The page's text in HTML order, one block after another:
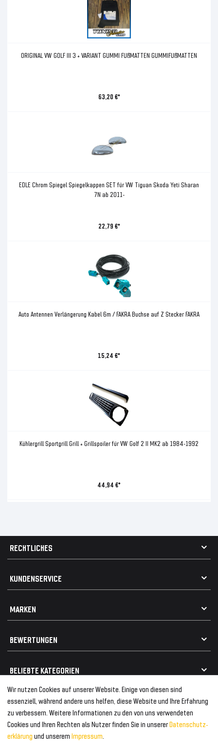
ORIGINAL VW GOLF III 3 + VARIANT GUMMI FUßMATTEN GUMMIFUßMATTEN
63,20 €*
EDLE Chrom Spiegel Spiegelkappen SET für VW Tiguan Skoda Yeti Sharan
7N ab 2011-
22,79 €*
Auto Antennen Verlängerung Kabel 6m / FAKRA Buchse auf Z Stecker FAKRA
15,24 €*
Kühlergrill Sportgrill Grill + Grillspoiler für VW Golf 2 II MK2 ab 1984-1992
44,94 €*
Wir nutzen Cookies auf unserer Website. Einige von diesen sind
essenziell, während andere uns helfen, diese Website und Ihre Erfahrung
zu verbessern. Weitere Informationen zu den von uns verwendeten
Cookies und Ihren Rechten als Nutzer finden Sie in unsererDaten­schutz­
erklärung und unserem Impressum.
RECHTLICHES
Widerrufsrecht
Vertrag widerrufen
Elektro- / Altteilentsorgung
KUNDENSERVICE
MARKEN
Geeignet für Mercedes
BEWERTUNGEN
BELIEBTE KATEGORIEN
Frontspoiler
Heckspoiler
Kabelbäume
Kühlergrill
FOLGEN SIE UNS AUF
Tuning Fanatics
ZAHLUNG & VERSAND